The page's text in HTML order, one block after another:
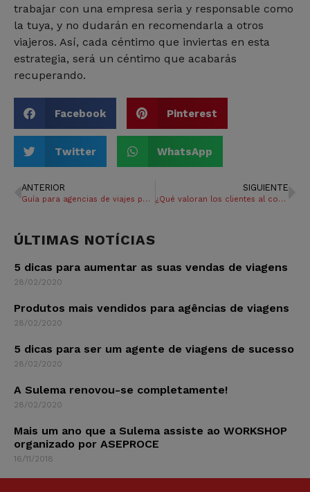
trabajar con una empresa seria y responsable como
la tuya, y no dudarán en recomendarla a otros
viajeros. Así, cada céntimo que inviertas en esta
estrategia, será un céntimo que acabarás
recuperando.
Facebook Pinterest
Twitter WhatsApp
ANTERIOR
Guía para agencias de viajes para la utilización de nuestros productos
SIGUIENTE
¿Qué valoran los clientes al contratar un viaje?
ÚLTIMAS NOTÍCIAS
5 dicas para aumentar as suas vendas de viagens
28/02/2020
Produtos mais vendidos para agências de viagens
28/02/2020
5 dicas para ser um agente de viagens de sucesso
28/02/2020
A Sulema renovou-se completamente!
28/02/2020
Mais um ano que a Sulema assiste ao WORKSHOP
organizado por ASEPROCE
16/11/2018